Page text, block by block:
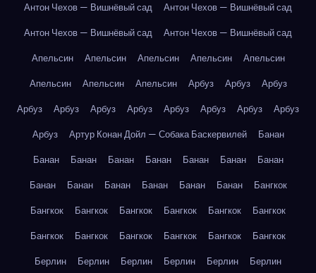
Антон Чехов — Вишнёвый сад
Антон Чехов — Вишнёвый сад
Антон Чехов — Вишнёвый сад
Антон Чехов — Вишнёвый сад
Апельсин
Апельсин Апельсин Апельсин
Апельсин
Апельсин
Апельсин Апельсин Арбуз Арбуз
Арбуз
Арбуз
Арбуз Арбуз Арбуз Арбуз Арбуз Арбуз
Арбуз
Арбуз
Артур Конан Дойл — Собака Баскервилей
Банан
Банан
Банан Банан Банан Банан Банан
Банан
Банан
Банан Банан Банан Банан Банан
Бангкок
Бангкок
Бангкок Бангкок Бангкок Бангкок
Бангкок
Бангкок
Бангкок Бангкок Бангкок Бангкок
Бангкок
Берлин
Берлин Берлин Берлин Берлин Берлин